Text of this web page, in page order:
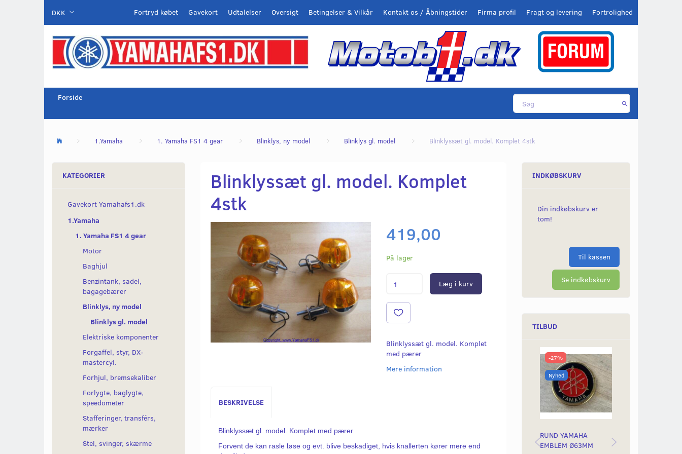
DKK Fortrolighed
Fragt og levering
Firma profil
Kontakt os / Åbningstider
Betingelser & Vilkår
Oversigt
Udtalelser
Gavekort
Fortryd købet
Forside
1.Yamaha 1. Yamaha FS1 4 gear Blinklys, ny model Blinklys gl. model Blinklyssæt gl. model. Komplet 4stk
KATEGORIER
Gavekort Yamahafs1.dk
1.Yamaha
1. Yamaha FS1 4 gear
Motor
Baghjul
Benzintank, sadel,
bagagebærer
Blinklys, ny model
Blinklys gl. model
Elektriske komponenter
Forgaffel, styr, DX-
mastercyl.
Forhjul, bremsekaliber
Forlygte, baglygte,
speedometer
Stafferinger, transférs,
mærker
Stel, svinger, skærme
Blinklyssæt gl. model. Komplet
4stk
419,00
På lager
Læg i kurv
Blinklyssæt gl. model. Komplet
med pærer
Mere information
BESKRIVELSE
Blinklyssæt gl. model. Komplet med pærer
Forvent de kan rasle løse og evt. blive beskadiget, hvis knallerten kører mere end
INDKØBSKURV
Din indkøbskurv er
tom!
Til kassen
Se indkøbskurv
TILBUD
-27%
Nyhed
RUND YAMAHA
EMBLEM Ø63MM